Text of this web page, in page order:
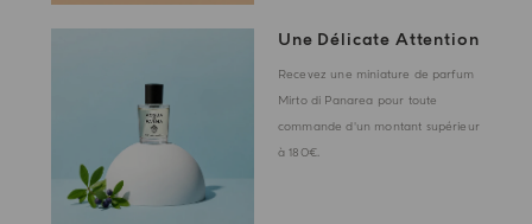
Une Délicate Attention
Recevez une miniature de parfum
Mirto di Panarea pour toute
commande d'un montant supérieur
à 180€.